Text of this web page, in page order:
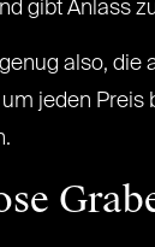
gibt Anlass
also, die
jeden Preis